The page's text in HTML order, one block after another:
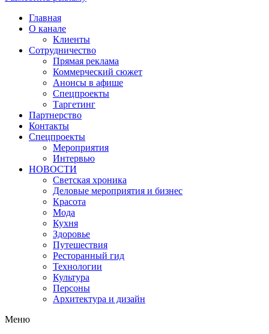
Главная
О канале
Клиенты
Сотрудничество
Прямая реклама
Коммерческий сюжет
Анонсы в афише
Cпецпроекты
Таргетинг
Партнерство
Контакты
Спецпроекты
Мероприятия
Интервью
НОВОСТИ
Светская хроника
Деловые мероприятия и бизнес
Красота
Мода
Кухня
Здоровье
Путешествия
Ресторанный гид
Технологии
Культура
Персоны
Архитектура и дизайн
Меню